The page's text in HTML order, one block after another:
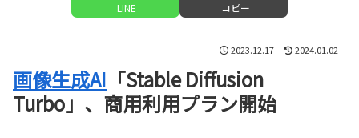
LINE コピー
2023.12.17 2024.01.02
画像生成AI 「Stable Diffusion
Turbo」、商用利用プラン開始